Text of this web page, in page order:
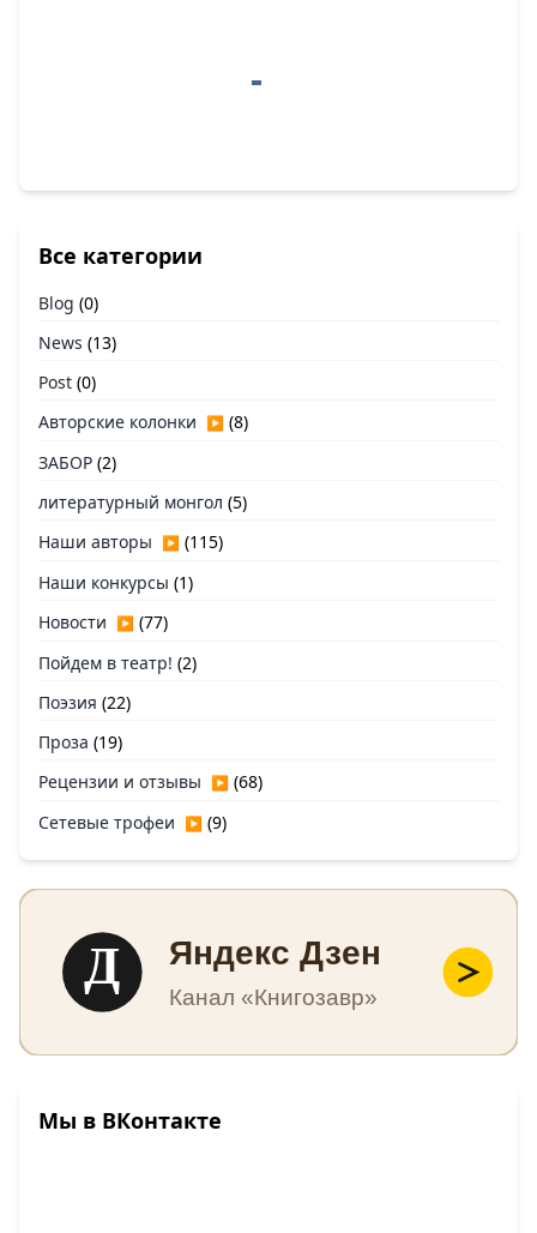
Все категории
Blog (0)
News (13)
Post (0)
Авторские колонки ▶ (8)
ЗАБОР (2)
литературный монгол (5)
Наши авторы ▶ (115)
Наши конкурсы (1)
Новости ▶ (77)
Пойдем в театр! (2)
Поэзия (22)
Проза (19)
Рецензии и отзывы ▶ (68)
Сетевые трофеи ▶ (9)
Д Яндекс Дзен
Канал «Книгозавр»
Мы в ВКонтакте